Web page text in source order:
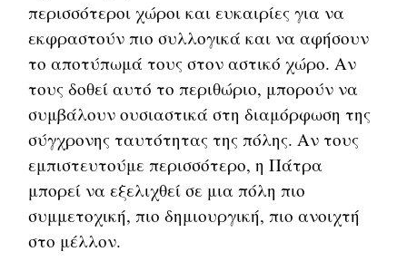
περισσότεροι χώροι και ευκαιρίες για να
εκφραστούν πιο συλλογικά και να αφήσουν
το αποτύπωμά τους στον αστικό χώρο. Αν
τους δοθεί αυτό το περιθώριο, μπορούν να
συμβάλουν ουσιαστικά στη διαμόρφωση της
σύγχρονης ταυτότητας της πόλης. Αν τους
εμπιστευτούμε περισσότερο, η Πάτρα
μπορεί να εξελιχθεί σε μια πόλη πιο
συμμετοχική, πιο δημιουργική, πιο ανοιχτή
στο μέλλον.